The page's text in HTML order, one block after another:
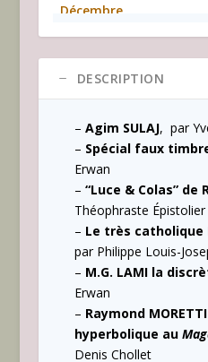
n°
Décembre
DESCRIPTION
– Agim SULAJ, par
– Spécial faux
Erwan
– “Luce & Colas” de
Théophraste Épistolier
– Le très
par Philippe Louis-
– M.G. LAMI la
Erwan
– Raymond
hyperbolique au
Denis Chollet